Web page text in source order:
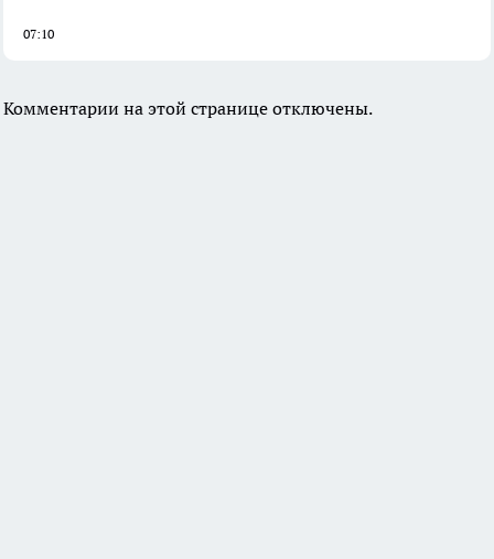
07:10
Комментарии на этой странице отключены.